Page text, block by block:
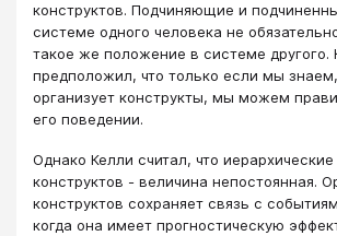
конструктов. Подчиняющие и
системе одного человека не
такое же положение в системе другого.
предположил, что только если мы
организует конструкты, мы можем
его поведении.
Однако Келли считал, что
конструктов - величина непостоянная.
конструктов сохраняет связь с
когда она имеет прогностическую